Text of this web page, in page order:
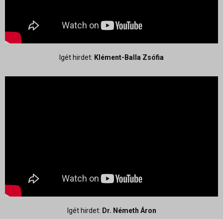
Igét hirdet: Klément-Balla Zsófia
Igét hirdet: Dr. Németh Áron